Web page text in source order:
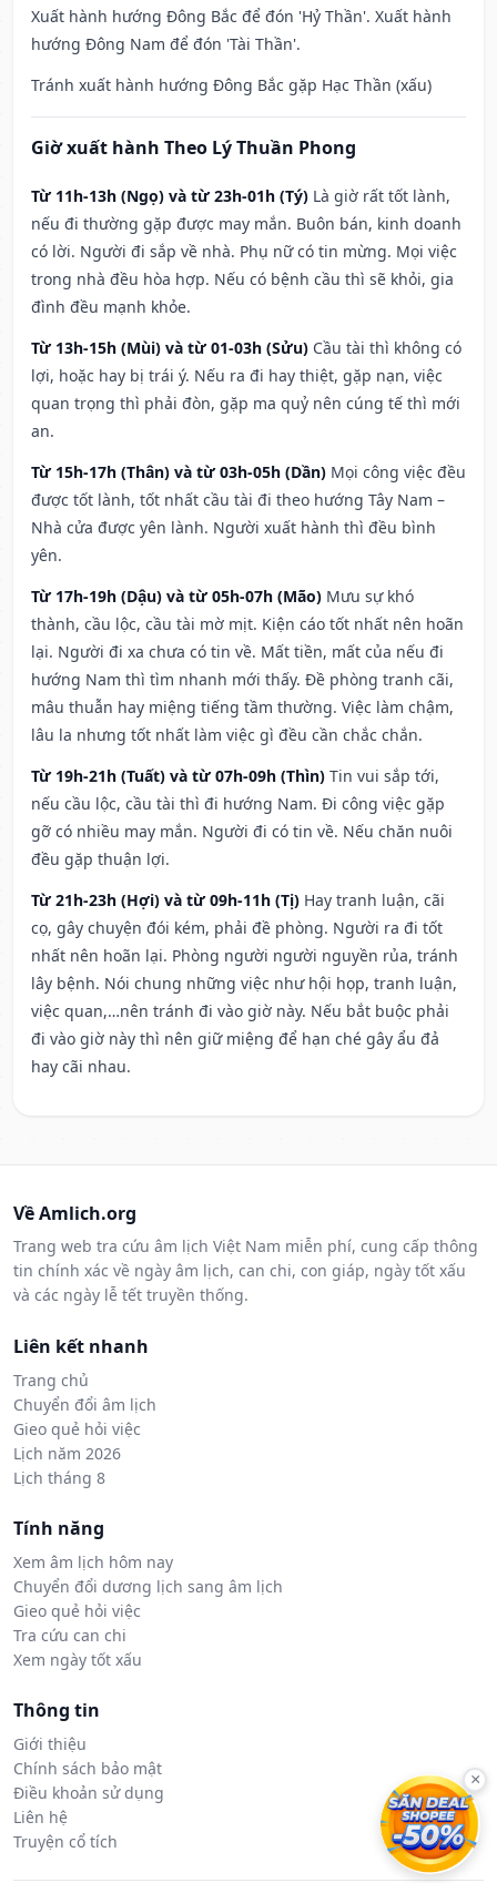
Xuất hành hướng Đông Bắc để đón 'Hỷ Thần'. Xuất hành
hướng Đông Nam để đón 'Tài Thần'.
Tránh xuất hành hướng Đông Bắc gặp Hạc Thần (xấu)
Giờ xuất hành Theo Lý Thuần Phong
Từ 11h-13h (Ngọ) và từ 23h-01h (Tý) Là giờ rất tốt lành,
nếu đi thường gặp được may mắn. Buôn bán, kinh doanh
có lời. Người đi sắp về nhà. Phụ nữ có tin mừng. Mọi việc
trong nhà đều hòa hợp. Nếu có bệnh cầu thì sẽ khỏi, gia
đình đều mạnh khỏe.
Từ 13h-15h (Mùi) và từ 01-03h (Sửu) Cầu tài thì không có
lợi, hoặc hay bị trái ý. Nếu ra đi hay thiệt, gặp nạn, việc
quan trọng thì phải đòn, gặp ma quỷ nên cúng tế thì mới
an.
Từ 15h-17h (Thân) và từ 03h-05h (Dần) Mọi công việc đều
được tốt lành, tốt nhất cầu tài đi theo hướng Tây Nam –
Nhà cửa được yên lành. Người xuất hành thì đều bình
yên.
Từ 17h-19h (Dậu) và từ 05h-07h (Mão) Mưu sự khó
thành, cầu lộc, cầu tài mờ mịt. Kiện cáo tốt nhất nên hoãn
lại. Người đi xa chưa có tin về. Mất tiền, mất của nếu đi
hướng Nam thì tìm nhanh mới thấy. Đề phòng tranh cãi,
mâu thuẫn hay miệng tiếng tầm thường. Việc làm chậm,
lâu la nhưng tốt nhất làm việc gì đều cần chắc chắn.
Từ 19h-21h (Tuất) và từ 07h-09h (Thìn) Tin vui sắp tới,
nếu cầu lộc, cầu tài thì đi hướng Nam. Đi công việc gặp
gỡ có nhiều may mắn. Người đi có tin về. Nếu chăn nuôi
đều gặp thuận lợi.
Từ 21h-23h (Hợi) và từ 09h-11h (Tị) Hay tranh luận, cãi
cọ, gây chuyện đói kém, phải đề phòng. Người ra đi tốt
nhất nên hoãn lại. Phòng người người nguyền rủa, tránh
lây bệnh. Nói chung những việc như hội họp, tranh luận,
việc quan,…nên tránh đi vào giờ này. Nếu bắt buộc phải
đi vào giờ này thì nên giữ miệng để hạn ché gây ẩu đả
hay cãi nhau.
Về Amlich.org
Trang web tra cứu âm lịch Việt Nam miễn phí, cung cấp thông
tin chính xác về ngày âm lịch, can chi, con giáp, ngày tốt xấu
và các ngày lễ tết truyền thống.
Liên kết nhanh
Trang chủ
Chuyển đổi âm lịch
Gieo quẻ hỏi việc
Lịch năm 2026
Lịch tháng 8
Tính năng
Xem âm lịch hôm nay
Chuyển đổi dương lịch sang âm lịch
Gieo quẻ hỏi việc
Tra cứu can chi
Xem ngày tốt xấu
Thông tin
Giới thiệu
Chính sách bảo mật
Điều khoản sử dụng
Liên hệ
Truyện cổ tích
×